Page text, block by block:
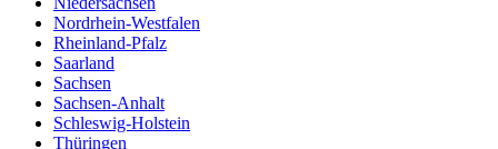
Nordrhein-Westfalen
Rheinland-Pfalz
Saarland
Sachsen
Sachsen-Anhalt
Schleswig-Holstein
Thüringen